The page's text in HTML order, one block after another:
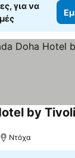
για να
by Tivoli
Ντόχα